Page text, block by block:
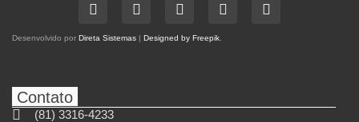
Desenvolvido por Direta Sistemas | Designed by Freepik
Contato
(81) 3316-4233